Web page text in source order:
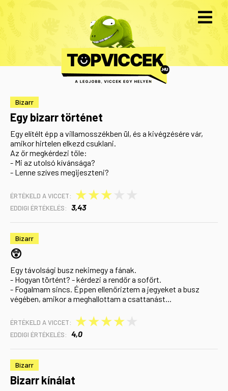
Bizarr
Egy bizarr történet
Egy elítélt épp a villamosszékben ül, és a kivégzésére vár,
amikor hirtelen elkezd csuklani.
Az őr megkérdezi tőle:
- Mi az utolsó kívánsága?
- Lenne szíves megijeszteni?
ÉRTÉKELD A VICCET: ★
★
★
EDDIGI ÉRTÉKELÉS: 3,43
Bizarr
😲
Egy távolsági busz nekimegy a fának.
- Hogyan történt? - kérdezi a rendőr a sofőrt.
- Fogalmam sincs. Éppen ellenőriztem a jegyeket a busz
végében, amikor a meghallottam a csattanást...
ÉRTÉKELD A VICCET: ★
★
★
★
EDDIGI ÉRTÉKELÉS: 4,0
Bizarr
Bizarr kínálat